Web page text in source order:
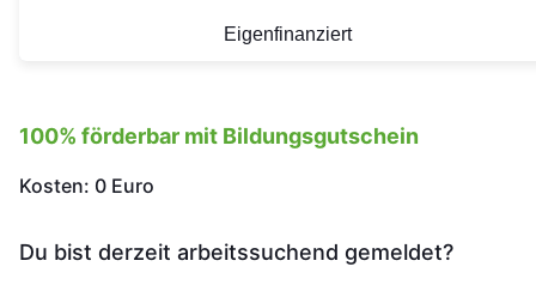
Eigenfinanziert
100% förderbar mit Bildungsgutschein
Kosten: 0 Euro
Du bist derzeit arbeitssuchend gemeldet?